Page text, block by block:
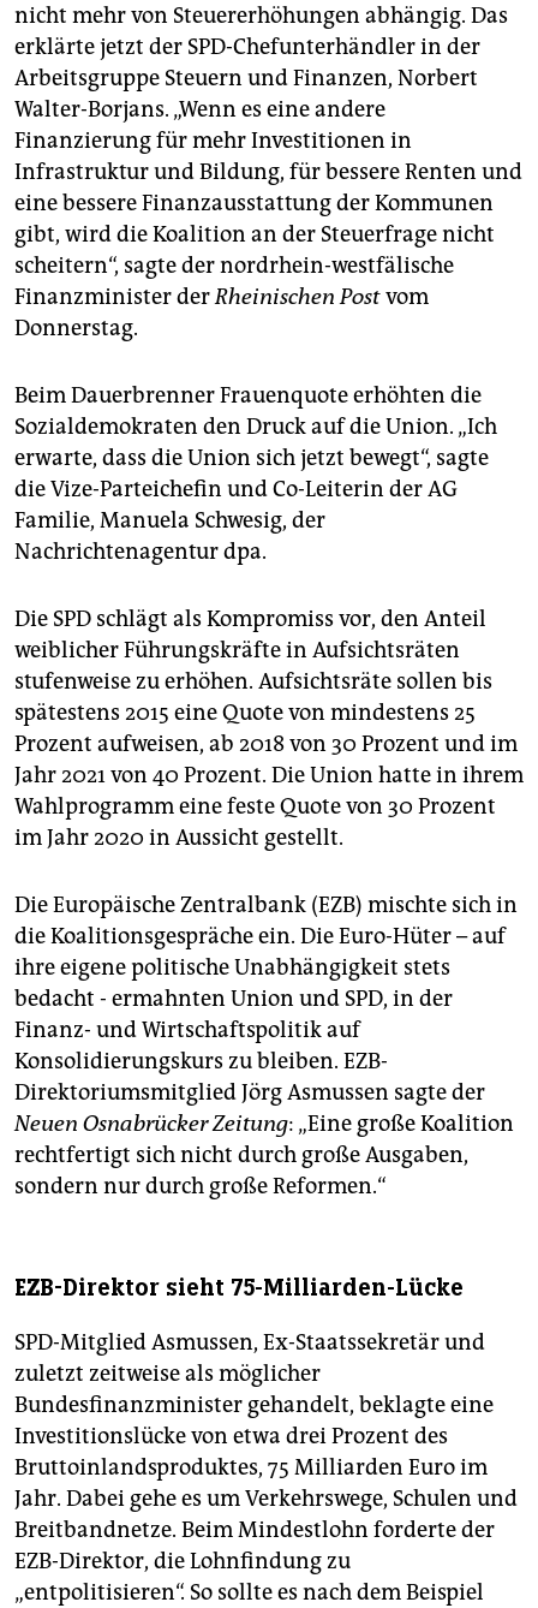
fragen & hilfe
unterstützen
abo
genossenschaft
epaper login
nicht mehr von Steuererhöhungen abhängig. Das
erklärte jetzt der SPD-Chefunterhändler in der
Arbeitsgruppe Steuern und Finanzen, Norbert
Walter-Borjans. „Wenn es eine andere
Finanzierung für mehr Investitionen in
Infrastruktur und Bildung, für bessere Renten und
eine bessere Finanzausstattung der Kommunen
gibt, wird die Koalition an der Steuerfrage nicht
scheitern“, sagte der nordrhein-westfälische
Finanzminister derRheinischen Postvom
Donnerstag.
Beim Dauerbrenner Frauenquote erhöhten die
Sozialdemokraten den Druck auf die Union. „Ich
erwarte, dass die Union sich jetzt bewegt“, sagte
die Vize-Parteichefin und Co-Leiterin der AG
Familie, Manuela Schwesig, der
Nachrichtenagentur dpa.
Die SPD schlägt als Kompromiss vor, den Anteil
weiblicher Führungskräfte in Aufsichtsräten
stufenweise zu erhöhen. Aufsichtsräte sollen bis
spätestens 2015 eine Quote von mindestens 25
Prozent aufweisen, ab 2018 von 30 Prozent und im
Jahr 2021 von 40 Prozent. Die Union hatte in ihrem
Wahlprogramm eine feste Quote von 30 Prozent
im Jahr 2020 in Aussicht gestellt.
Die Europäische Zentralbank (EZB) mischte sich in
die Koalitionsgespräche ein. Die Euro-Hüter – auf
ihre eigene politische Unabhängigkeit stets
bedacht - ermahnten Union und SPD, in der
Finanz- und Wirtschaftspolitik auf
Konsolidierungskurs zu bleiben. EZB-
Direktoriumsmitglied Jörg Asmussen sagte der
Neuen Osnabrücker Zeitung: „Eine große Koalition
rechtfertigt sich nicht durch große Ausgaben,
sondern nur durch große Reformen.“
EZB-Direktor sieht 75-Milliarden-Lücke
SPD-Mitglied Asmussen, Ex-Staatssekretär und
zuletzt zeitweise als möglicher
Bundesfinanzminister gehandelt, beklagte eine
Investitionslücke von etwa drei Prozent des
Bruttoinlandsproduktes, 75 Milliarden Euro im
Jahr. Dabei gehe es um Verkehrswege, Schulen und
Breitbandnetze. Beim Mindestlohn forderte der
EZB-Direktor, die Lohnfindung zu
„entpolitisieren“. So sollte es nach dem Beispiel